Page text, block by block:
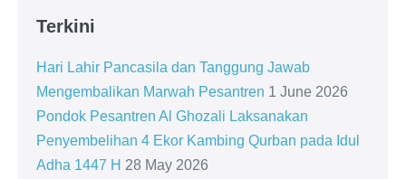
Terkini
Hari Lahir Pancasila dan Tanggung Jawab
Mengembalikan Marwah Pesantren 1 June 2026
Pondok Pesantren Al Ghozali Laksanakan
Penyembelihan 4 Ekor Kambing Qurban pada Idul
Adha 1447 H 28 May 2026